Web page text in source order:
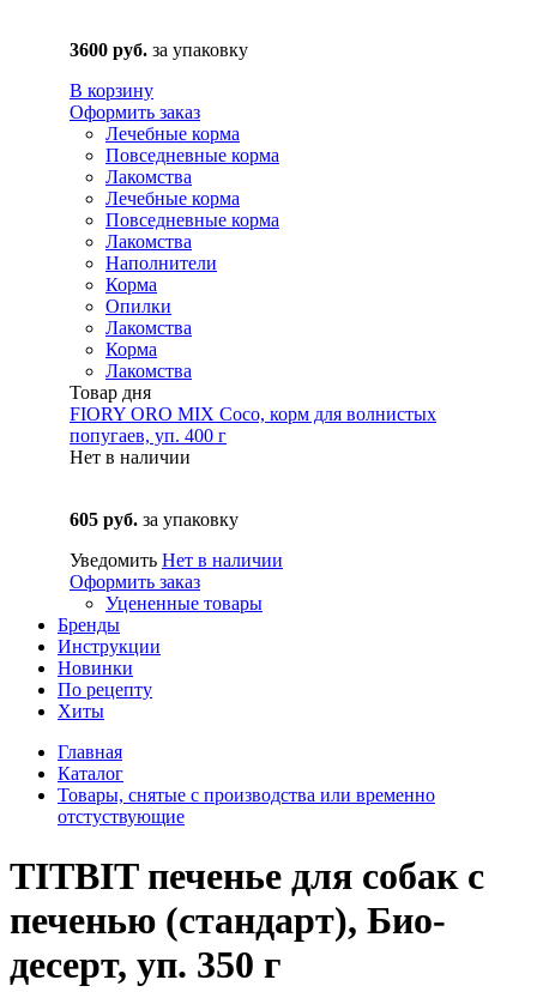
3600 руб. за упаковку
В корзину
Оформить заказ
Лечебные корма
Повседневные корма
Лакомства
Лечебные корма
Повседневные корма
Лакомства
Наполнители
Корма
Опилки
Лакомства
Корма
Лакомства
Товар дня
FIORY ORO MIX Coco, корм для волнистых
попугаев, уп. 400 г
Нет в наличии
605 руб. за упаковку
Уведомить Нет в наличии
Оформить заказ
Уцененные товары
Бренды
Инструкции
Новинки
По рецепту
Хиты
Главная
Каталог
Товары, снятые с производства или временно
отстуствующие
TITBIT печенье для собак с
печенью (стандарт), Био-
десерт, уп. 350 г